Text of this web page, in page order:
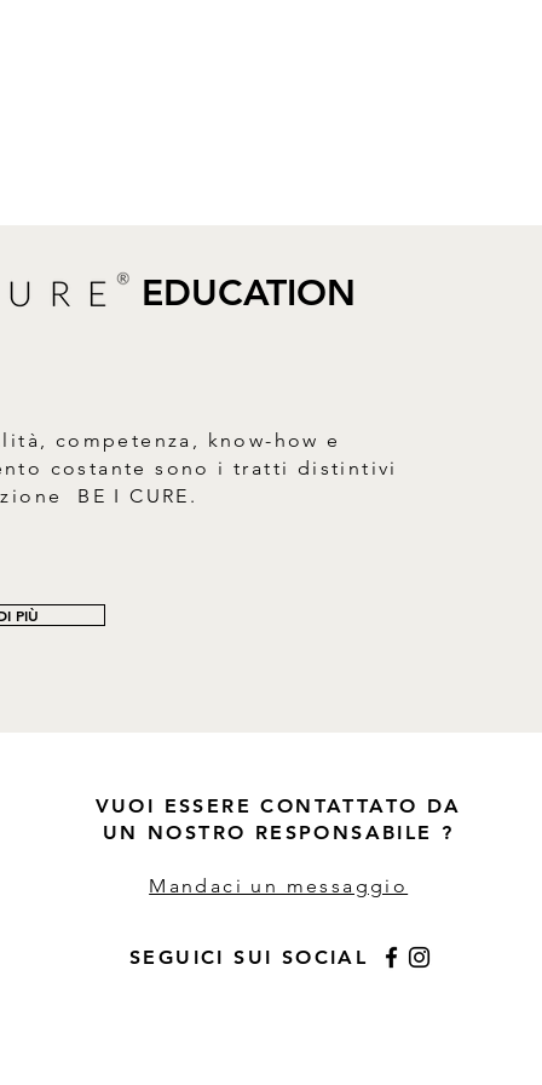
Glycerin,
EDUCATION
competenza, know-how e
costante sono i tratti distintivi
BE I CURE.
PIÙ
VUOI ESSERE CONTATTATO DA
UN NOSTRO RESPONSABILE ?
Mandaci un messaggio
SEGUICI SUI SOCIAL